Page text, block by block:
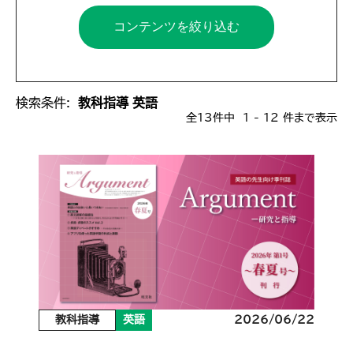
コンテンツを絞り込む
検索条件: 教科指導 英語
全13件中 1 - 12 件まで表示
教科指導 英語 2026/06/22